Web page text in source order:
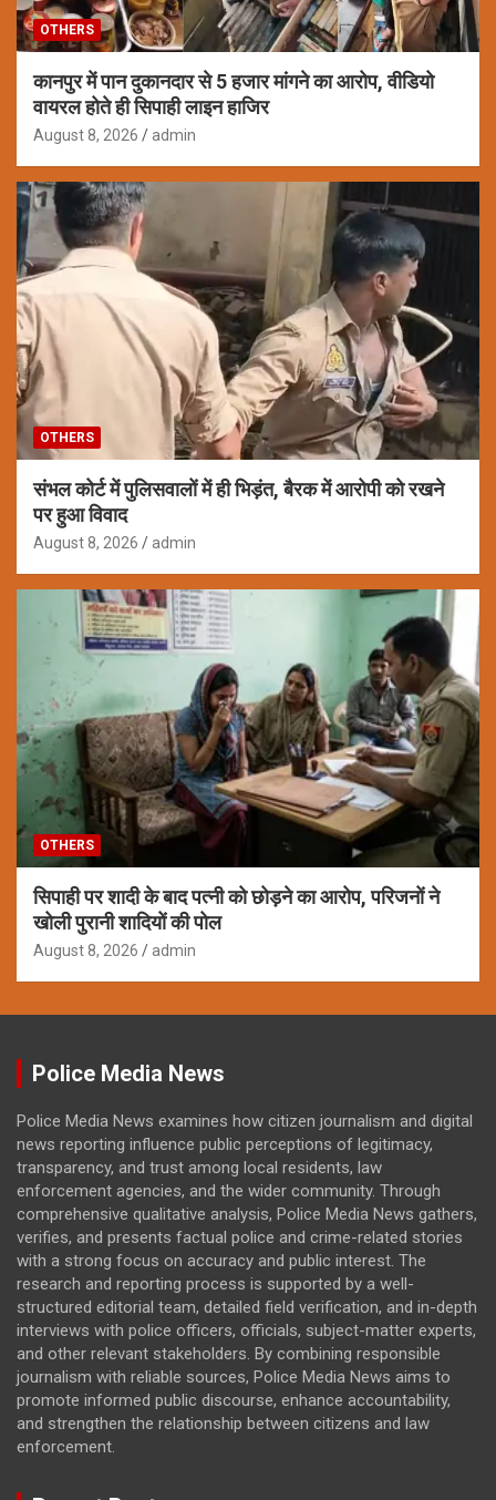
OTHERS
कानपुर में पान दुकानदार से 5 हजार मांगने का आरोप, वीडियो
वायरल होते ही सिपाही लाइन हाजिर
August 8, 2026 admin
OTHERS
संभल कोर्ट में पुलिसवालों में ही भिड़ंत, बैरक में आरोपी को रखने
पर हुआ विवाद
August 8, 2026 admin
OTHERS
सिपाही पर शादी के बाद पत्नी को छोड़ने का आरोप, परिजनों ने
खोली पुरानी शादियों की पोल
August 8, 2026 admin
Police Media News
Police Media News examines how citizen journalism and digital
news reporting influence public perceptions of legitimacy,
transparency, and trust among local residents, law
enforcement agencies, and the wider community. Through
comprehensive qualitative analysis, Police Media News gathers,
verifies, and presents factual police and crime-related stories
with a strong focus on accuracy and public interest. The
research and reporting process is supported by a well-
structured editorial team, detailed field verification, and in-depth
interviews with police officers, officials, subject-matter experts,
and other relevant stakeholders. By combining responsible
journalism with reliable sources, Police Media News aims to
promote informed public discourse, enhance accountability,
and strengthen the relationship between citizens and law
enforcement.